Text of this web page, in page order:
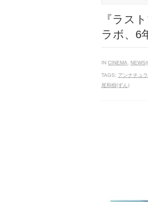
『ラス
ラボ、6
IN CINEMA
TAGS: アンナチュ
尾和樹(ずん)